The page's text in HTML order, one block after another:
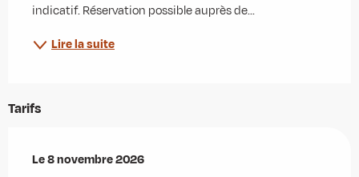
indicatif. Réservation possible auprès de...
Lire la suite
Tarifs
Le8 novembre 2026
Le8 novembre 2026